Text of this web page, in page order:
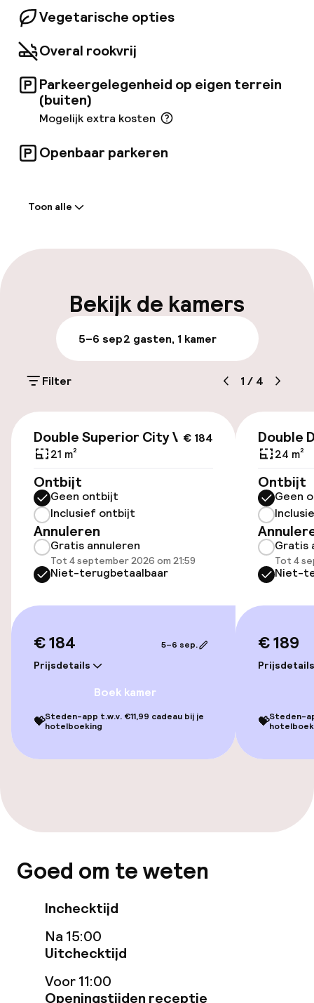
Vegetarische opties
Overal rookvrij
Parkeergelegenheid op eigen terrein
(buiten)
Mogelijk extra kosten
Openbaar parkeren
Vroeg inchecken mogelijk
Meertalige medewerkers
Bagageruimte
Parkeergelegenheid op eigen terrein
(buiten)
Openbaar parkeren
Toegankelijkheid
Overal rolstoeltoegankelijk
Kamers
Aansluitende kamers beschikbaar
Zwemmen & wellness
Entertainment
Betaalde wifi
Eet- en drinkgelegenheden
Restaurant
Toon alle
Bekijk de kamers
5–6 sep2 gasten, 1 kamer
Filter 1 / 4
€ 184
Double Superior City View
21 m²
Ontbijt
Geen ontbijt
Inclusief ontbijt
Annuleren
Gratis annuleren
Tot 4 september 2026 om 21:59
Niet-terugbetaalbaar
€ 184
Prijsdetails
5–6 sep.
Boek kamer
💝Steden-app t.w.v. €11,99 cadeau bij je
hotelboeking
Double
24 m²
Ontbijt
Geen
Gratis
Tot 4
Niet-
€ 189
Prijsdetails
💝Steden-
Goed om te weten
Inchecktijd
Na 15:00
Uitchecktijd
Voor 11:00
Openingstijden receptie